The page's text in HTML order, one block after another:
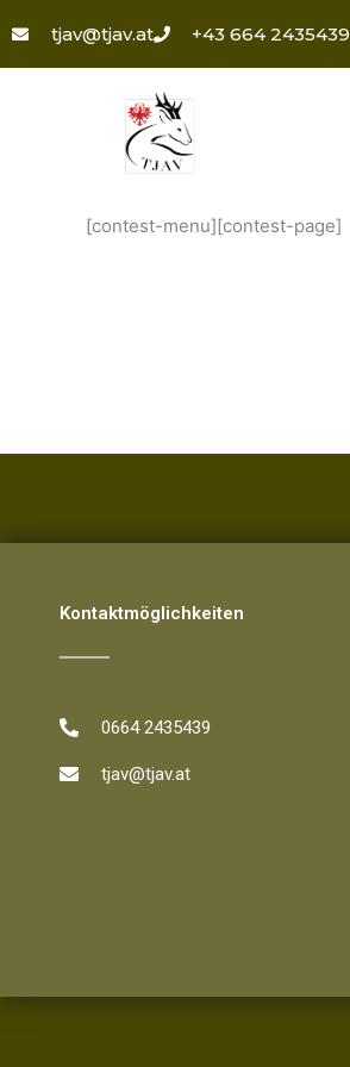
Inhalt
springen
tjav@tjav.at +43 664 2435439
[contest-menu][contest-page]
Kontaktmöglichkeiten
0664 2435439
tjav@tjav.at